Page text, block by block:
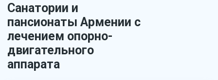
Санатории и
пансионаты Армении с
лечением опорно-
двигательного
аппарата